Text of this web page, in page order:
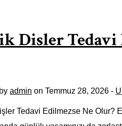
Disler Tedavi
admin on Temmuz 28, 2026 -
Tedavi Edilmezse Ne Olur?